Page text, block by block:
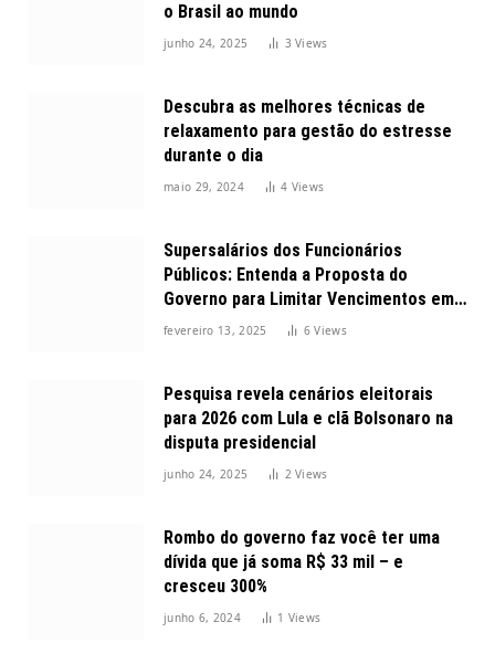
o Brasil ao mundo
junho 24, 2025 3Views
Descubra as melhores técnicas de
relaxamento para gestão do estresse
durante o dia
maio 29, 2024 4 Views
Supersalários dos Funcionários
Públicos: Entenda a Proposta do
Governo para Limitar Vencimentos em
2025
fevereiro 13, 2025 6Views
Pesquisa revela cenários eleitorais
para 2026 com Lula e clã Bolsonaro na
disputa presidencial
junho 24, 2025 2Views
Rombo do governo faz você ter uma
dívida que já soma R$ 33 mil – e
cresceu 300%
junho 6, 2024 1 Views